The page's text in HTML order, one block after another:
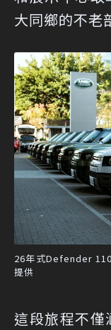
大同鄉的不老
26年式Defender
提供
這段旅程不僅